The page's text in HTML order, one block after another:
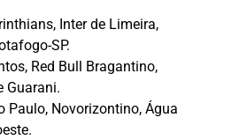
Inter de Limeira,
SP.
Red Bull Bragantino,
Guarani.
Paulo, Novorizontino, Água